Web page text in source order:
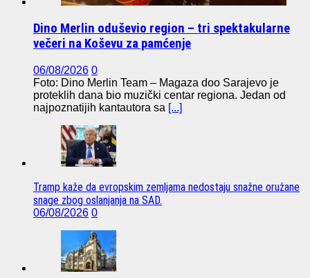
Dino Merlin oduševio region – tri spektakularne
večeri na Koševu za pamćenje
06/08/2026 0
Foto: Dino Merlin Team – Magaza doo Sarajevo je
proteklih dana bio muzički centar regiona. Jedan od
najpoznatijih kantautora sa [...]
Tramp kaže da evropskim zemljama nedostaju snažne oružane
snage zbog oslanjanja na SAD.
06/08/2026 0